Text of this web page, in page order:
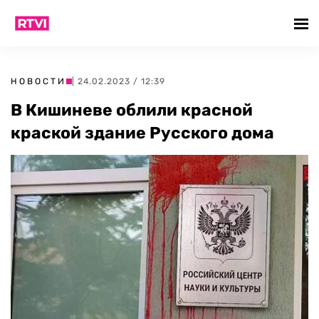
НОВОСТИ | 24.02.2023 / 12:39
В Кишиневе облили красной
краской здание Русского дома